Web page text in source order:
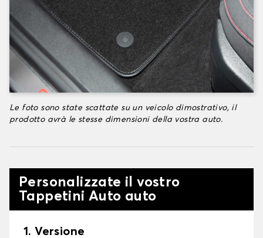
Le foto sono state scattate su un veicolo dimostrativo, il
prodotto avrà le stesse dimensioni della vostra auto.
Personalizzate il vostro
Tappetini Auto auto
1. Versione